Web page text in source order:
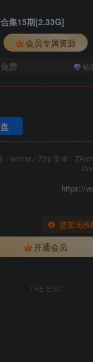
集15期[2.33G]
会员专属资源
免费 钻
：winrar／7zip 安卓：
https://
您暂无权
开通会员
THE END